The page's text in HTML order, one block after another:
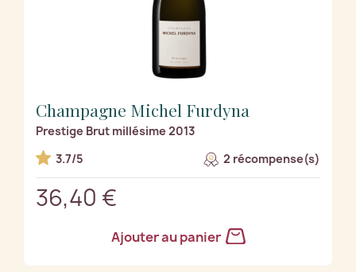
Champagne Michel Furdyna
Prestige Brut millésime 2013
3.7/5
2 récompense(s)
36,40 €
Ajouter au panier